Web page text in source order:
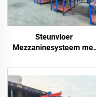
Steunvloer
Mezzaninesysteem met